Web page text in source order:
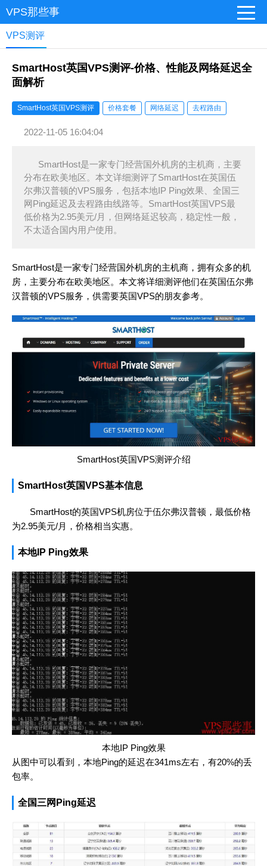
VPS那些事
VPS测评
SmartHost英国VPS测评-价格、性能及网络延迟全
面解析
SmartHost英国VPS测评 价格套餐 网络延迟 去程路由
2022-11-05 16:04:04
SmartHost是一家专门经营国外机房的主机商，主要
分布在欧美地区。本文详细测评了SmartHost在英国伍
尔弗汉普顿的VPS服务，包括本地IP Ping效果、全国三
网Ping延迟及去程路由线路等。SmartHost英国VPS最
低价格为2.95美元/月，但网络延迟较高，稳定性一般，
不太适合国内用户使用。
SmartHost是一家专门经营国外机房的主机商，拥有众多的机
房，主要分布在欧美地区。本文将详细测评他们在英国伍尔弗
汉普顿的VPS服务，供需要英国VPS的朋友参考。
SmartHost英国VPS测评介绍
SmartHost英国VPS基本信息
SmartHost的英国VPS机房位于伍尔弗汉普顿，最低价格
为2.95美元/月，价格相当实惠。
本地IP Ping效果
本地IP Ping效果
从图中可以看到，本地Ping的延迟在341ms左右，有20%的丢
包率。
全国三网Ping延迟